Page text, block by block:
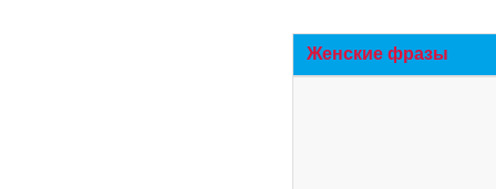
Женские фразы